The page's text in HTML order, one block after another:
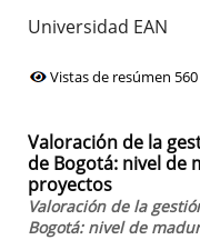
Universidad EAN
Vistas de resúmen
Valoración de la
de Bogotá: nivel de
proyectos
Valoración de la
Bogotá: nivel de